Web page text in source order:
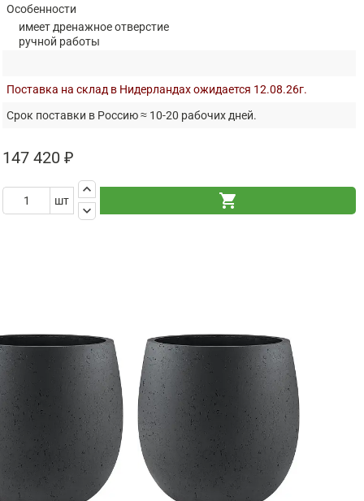
Особенности
имеет дренажное отверстие
ручной работы
Поставка на склад в Нидерландах ожидается 12.08.26г.
Срок поставки в Россию ≈ 10-20 рабочих дней.
147 420 ₽
шт
keyboard_arrow_up
keyboard_arrow_down
shopping_cart